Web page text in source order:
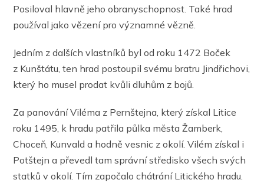
Posiloval hlavně jeho obranyschopnost. Také hrad
používal jako vězení pro významné vězně.
Jedním z dalších vlastníků byl od roku 1472 Boček
z Kunštátu, ten hrad postoupil svému bratru Jindřichovi,
který ho musel prodat kvůli dluhům z bojů.
Za panování Viléma z Pernštejna, který získal Litice
roku 1495, k hradu patřila půlka města Žamberk,
Choceň, Kunvald a hodně vesnic z okolí. Vilém získal i
Potštejn a převedl tam správní středisko všech svých
statků v okolí. Tím započalo chátrání Litického hradu.